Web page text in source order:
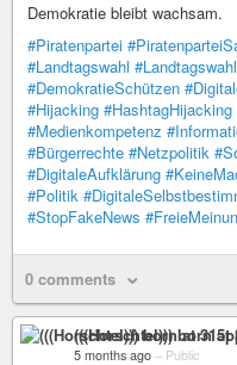
Demokratie bleibt wachsam.
#Piratenpartei
#Landtagswahl
#DemokratieSchützen
#Hijacking #HashtagHijacking
#Medienkompetenz
#Bürgerrechte #Netzpolitik
#DigitaleAufklärung
#Politik
#StopFakeNews
0 comments
(((Horschtel))) born at
5 months ago – Public